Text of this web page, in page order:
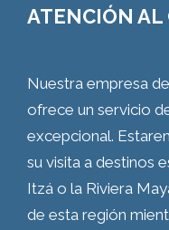
ATENCIÓN AL
Nuestra empresa
ofrece un servicio
excepcional.
su visita a destinos
Itzá o la Riviera
de esta región